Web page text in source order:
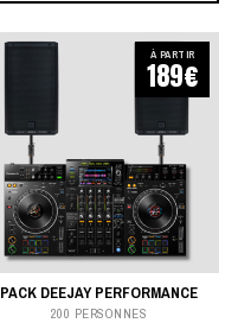
À PARTIR
189€
PACK DEEJAY PERFORMANCE
200 PERSONNES